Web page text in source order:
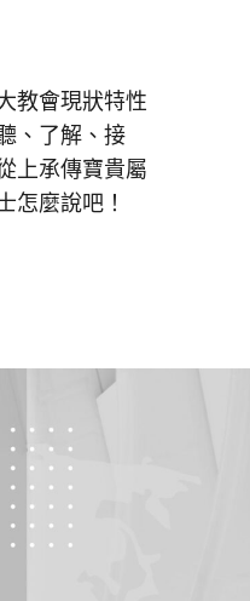
教會現狀特性
、了解、接
上承傳寶貴屬
怎麼說吧！